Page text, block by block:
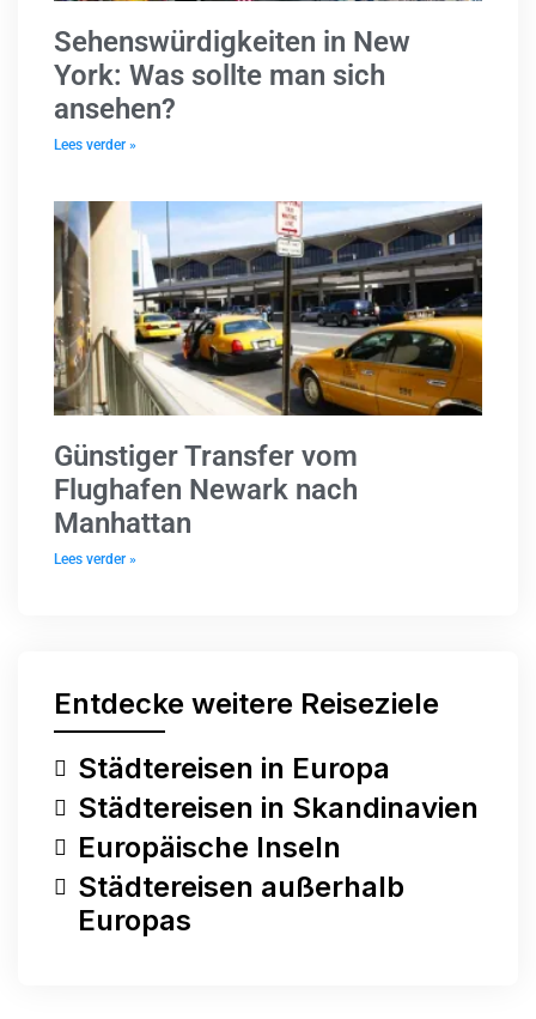
Sehenswürdigkeiten in New
York: Was sollte man sich
ansehen?
Lees verder »
Günstiger Transfer vom
Flughafen Newark nach
Manhattan
Lees verder »
Entdecke weitere Reiseziele
Städtereisen in Europa
Städtereisen in Skandinavien
Europäische Inseln
Städtereisen außerhalb
Europas